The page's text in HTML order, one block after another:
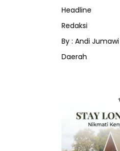
Headline
Redaksi
By : Andi Jumawi
Daerah